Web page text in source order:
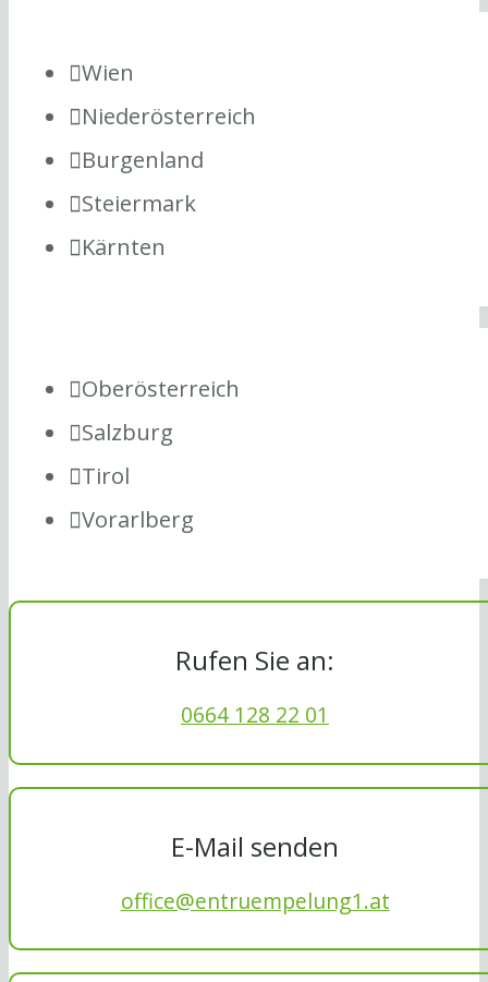
Wien
Niederösterreich
Burgenland
Steiermark
Kärnten
Oberösterreich
Salzburg
Tirol
Vorarlberg
Rufen Sie an:
0664 128 22 01
E-Mail senden
office@entruempelung1.at